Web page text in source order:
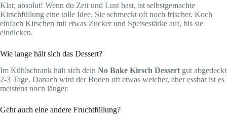
Klar, absolut! Wenn du Zeit und Lust hast, ist selbstgemachte
Kirschfüllung eine tolle Idee. Sie schmeckt oft noch frischer. Koch
einfach Kirschen mit etwas Zucker und Speisestärke auf, bis sie
eindicken.
Wie lange hält sich das Dessert?
Im Kühlschrank hält sich dein No Bake Kirsch Dessert gut abgedeckt
2-3 Tage. Danach wird der Boden oft etwas weicher, aber essbar ist es
meistens noch länger.
Geht auch eine andere Fruchtfüllung?